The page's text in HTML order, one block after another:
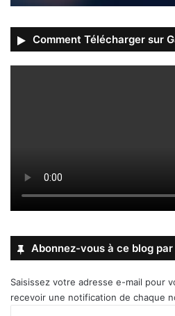
Comment Télécharger sur
Abonnez-vous à ce blog
Saisissez votre adresse e-mail pour
recevoir une notification de chaque